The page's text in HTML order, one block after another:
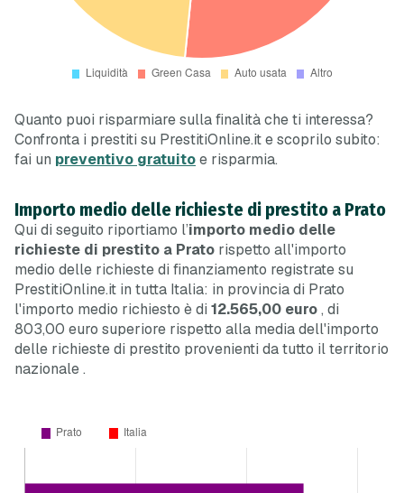
Quanto puoi risparmiare sulla finalità che ti interessa?
Confronta i prestiti su PrestitiOnline.it e scoprilo subito:
fai un preventivo gratuitoe risparmia.
Importo medio delle richieste di prestito a Prato
Qui di seguito riportiamo l’importo medio delle
richieste di prestito a Prato rispetto all'importo
medio delle richieste di finanziamento registrate su
PrestitiOnline.it in tutta Italia: in provincia di Prato
l'importo medio richiesto è di 12.565,00 euro, di
803,00 euro superiore rispetto alla media dell'importo
delle richieste di prestito provenienti da tutto il territorio
nazionale.